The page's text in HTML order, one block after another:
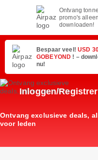
Ontvang
promo's
downloaden!
Bespaar veel! USD
GOBEYOND ! –
nu!
Inloggen/
Ontvang exclusieve deals,
voor leden